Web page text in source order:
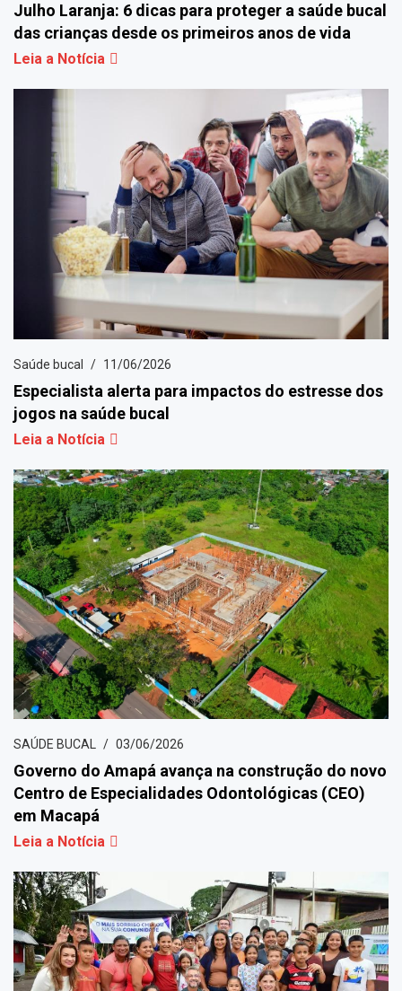
Julho Laranja: 6 dicas para proteger a saúde bucal
das crianças desde os primeiros anos de vida
Leia a Notícia
Saúde bucal 11/06/2026
Especialista alerta para impactos do estresse dos
jogos na saúde bucal
Leia a Notícia
SAÚDE BUCAL 03/06/2026
Governo do Amapá avança na construção do novo
Centro de Especialidades Odontológicas (CEO)
em Macapá
Leia a Notícia